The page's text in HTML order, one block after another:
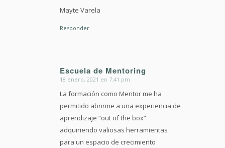
Mayte Varela
Responder
Escuela de Mentoring
Dice:
18 enero, 2021 en 7:41 pm
La formación como Mentor me ha
permitido abrirme a una experiencia de
aprendizaje “out of the box”
adquiriendo valiosas herramientas
para un espacio de crecimiento